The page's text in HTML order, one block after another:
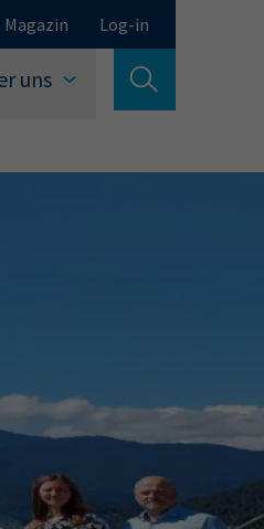
uns
Magazin Log-in
Schließen
Suche verlassen